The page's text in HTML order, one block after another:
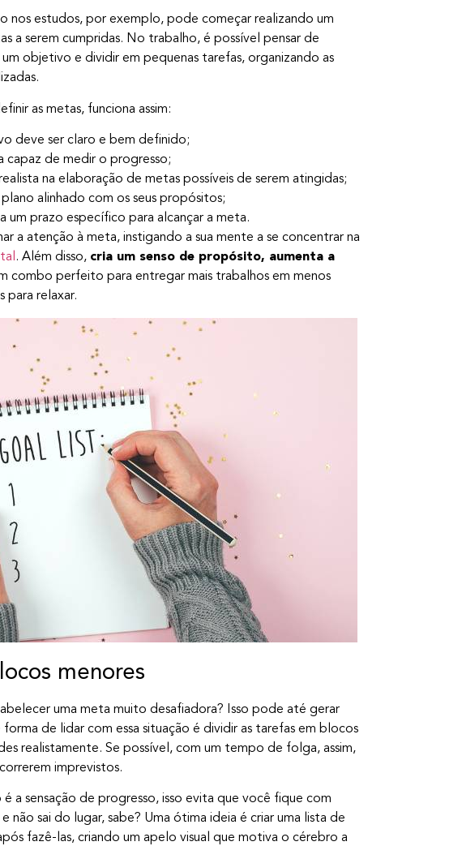
nos estudos, por exemplo, pode começar realizando um
a serem cumpridas. No trabalho, é possível pensar de
objetivo e dividir em pequenas tarefas, organizando as
as metas, funciona assim:
deve ser claro e bem definido;
capaz de medir o progresso;
na elaboração de metas possíveis de serem atingidas;
alinhado com os seus propósitos;
um prazo específico para alcançar a meta.
a atenção à meta, instigando a sua mente a se concentrar na
. Além disso, cria um senso de propósito, aumenta a
combo perfeito para entregar mais trabalhos em menos
para relaxar.
menores
uma meta muito desafiadora? Isso pode até gerar
de lidar com essa situação é dividir as tarefas em blocos
realistamente. Se possível, com um tempo de folga, assim,
imprevistos.
a sensação de progresso, isso evita que você fique com
não sai do lugar, sabe? Uma ótima ideia é criar uma lista de
fazê-las, criando um apelo visual que motiva o cérebro a